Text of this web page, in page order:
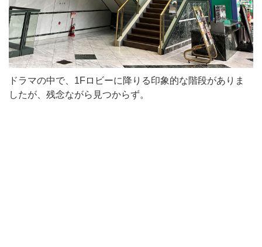
ドラマの中で、1Fロビーに降りる印象的な階段がありま
したが、残念ながら見つからず。